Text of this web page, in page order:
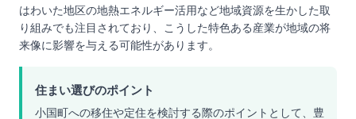
はわいた地区の地熱エネルギー活用など地域資源を生かした取
り組みでも注目されており、こうした特色ある産業が地域の将
来像に影響を与える可能性があります。
住まい選びのポイント
小国町への移住や定住を検討する際のポイントとして、豊